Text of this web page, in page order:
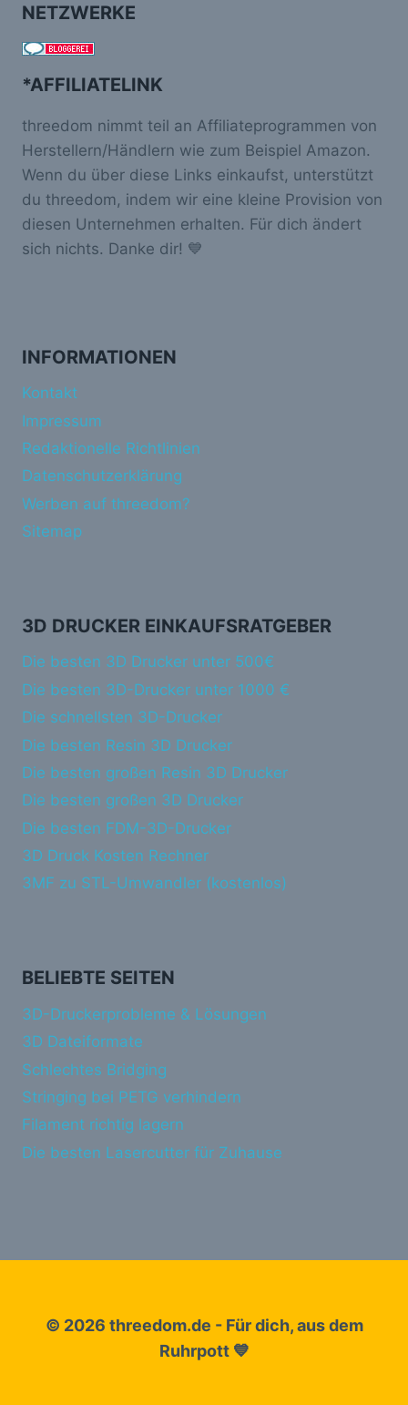
NETZWERKE
*AFFILIATELINK
threedom nimmt teil an Affiliateprogrammen von
Herstellern/Händlern wie zum Beispiel Amazon.
Wenn du über diese Links einkaufst, unterstützt
du threedom, indem wir eine kleine Provision von
diesen Unternehmen erhalten. Für dich ändert
sich nichts. Danke dir! 💙
INFORMATIONEN
Kontakt
Impressum
Redaktionelle Richtlinien
Datenschutzerklärung
Werben auf threedom?
Sitemap
3D DRUCKER EINKAUFSRATGEBER
Die besten 3D Drucker unter 500€
Die besten 3D-Drucker unter 1000 €
Die schnellsten 3D-Drucker
Die besten Resin 3D Drucker
Die besten großen Resin 3D Drucker
Die besten großen 3D Drucker
Die besten FDM-3D-Drucker
3D Druck Kosten Rechner
3MF zu STL-Umwandler (kostenlos)
BELIEBTE SEITEN
3D-Druckerprobleme & Lösungen
3D Dateiformate
Schlechtes Bridging
Stringing bei PETG verhindern
Filament richtig lagern
Die besten Lasercutter für Zuhause
© 2026 threedom.de - Für dich, aus dem
Ruhrpott 💙